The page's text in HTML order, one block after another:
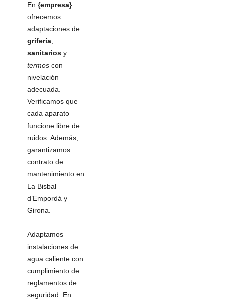
En {empresa}
ofrecemos
adaptaciones de
grifería,
sanitarios y
termos con
nivelación
adecuada.
Verificamos que
cada aparato
funcione libre de
ruidos. Además,
garantizamos
contrato de
mantenimiento en
La Bisbal
d’Empordà y
Girona.
Adaptamos
instalaciones de
agua caliente con
cumplimiento de
reglamentos de
seguridad. En